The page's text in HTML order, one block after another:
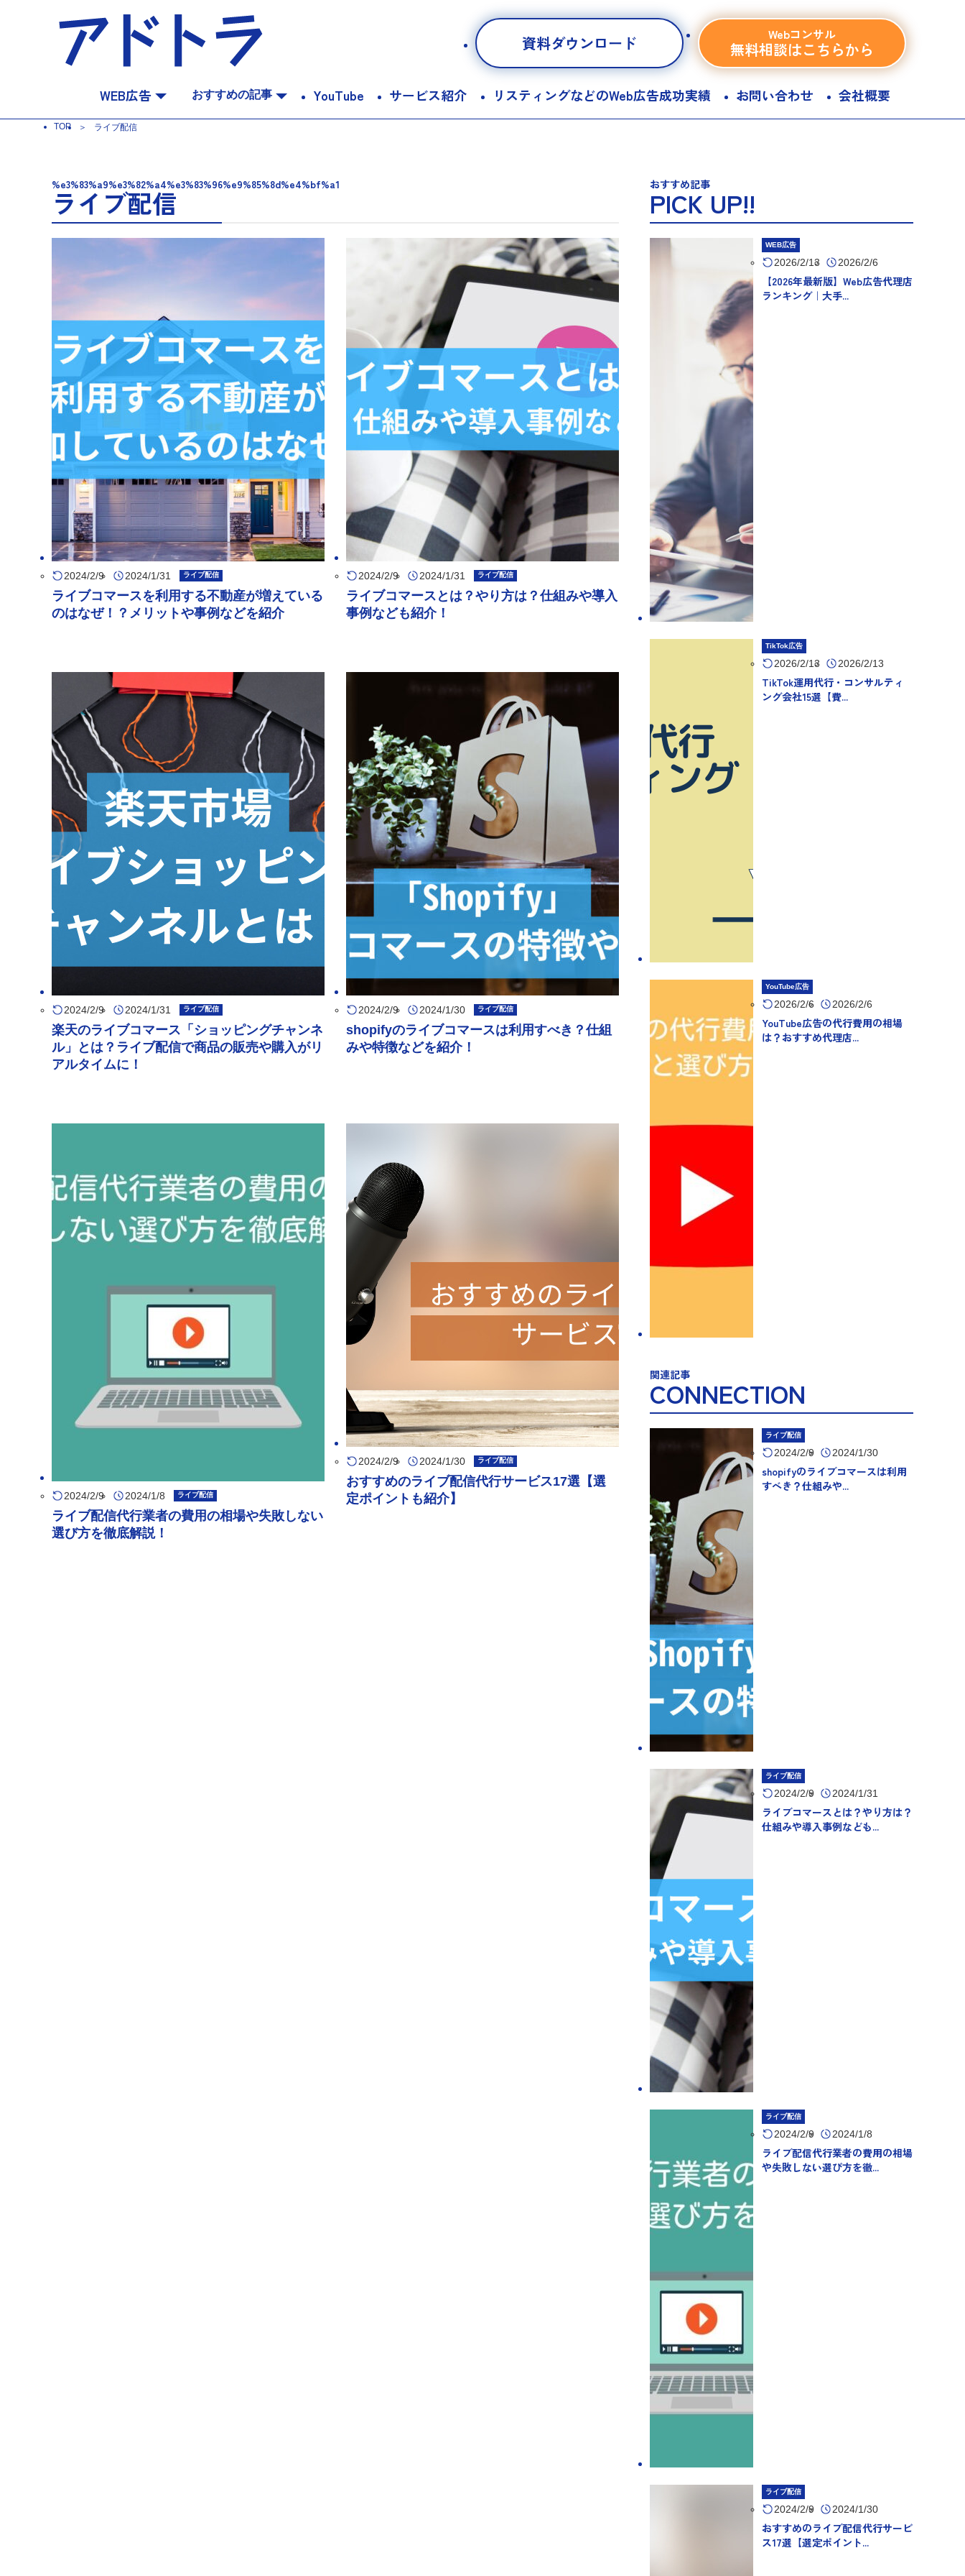
資料ダウンロード Webコンサル
無料相談はこちらから
WEB広告 おすすめの記事 YouTube サービス紹介 リスティングなどのWeb広告成功実績 お問い合わせ 会社概要
TOP ライブ配信
%e3%83%a9%e3%82%a4%e3%83%96%e9%85%8d%e4%bf%a1
ライブ配信
2024/2/9 2024/1/31 ライブ配信
ライブコマースを利用する不動産が増えている
のはなぜ！？メリットや事例などを紹介
2024/2/9 2024/1/31 ライブ配信
ライブコマースとは？やり方は？仕組みや導入
事例なども紹介！
2024/2/9 2024/1/31 ライブ配信
楽天のライブコマース「ショッピングチャンネ
ル」とは？ライブ配信で商品の販売や購入がリ
アルタイムに！
2024/2/9 2024/1/30 ライブ配信
shopifyのライブコマースは利用すべき？仕組
みや特徴などを紹介！
2024/2/9 2024/1/8 ライブ配信
ライブ配信代行業者の費用の相場や失敗しない
選び方を徹底解説！
2024/2/9 2024/1/30 ライブ配信
おすすめのライブ配信代行サービス17選【選
定ポイントも紹介】
おすすめ記事
PICK UP!!
WEB広告
2026/2/13 2026/2/6
【2026年最新版】Web広告代理店
ランキング｜大手...
TikTok広告
2026/2/13 2026/2/13
TikTok運用代行・コンサルティ
ング会社15選【費...
YouTube広告
2026/2/6 2026/2/6
YouTube広告の代行費用の相場
は？おすすめ代理店...
関連記事
CONNECTION
ライブ配信
2024/2/9 2024/1/30
shopifyのライブコマースは利用
すべき？仕組みや...
ライブ配信
2024/2/9 2024/1/31
ライブコマースとは？やり方は？
仕組みや導入事例なども...
ライブ配信
2024/2/9 2024/1/8
ライブ配信代行業者の費用の相場
や失敗しない選び方を徹...
ライブ配信
2024/2/9 2024/1/30
おすすめのライブ配信代行サービ
ス17選【選定ポイント...